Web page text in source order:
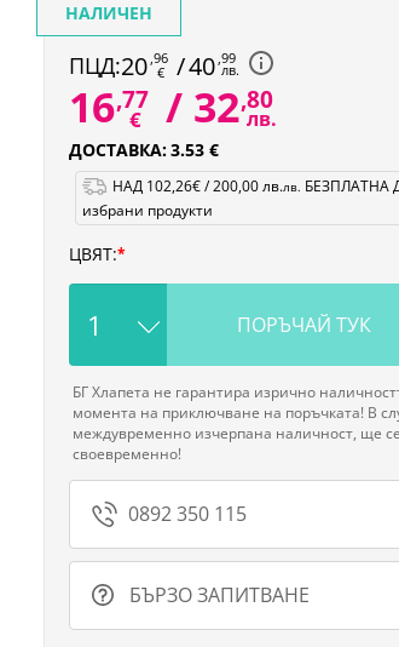
НАЛИЧЕН
ПЦД:20 ,96
€
/40 ,99
лв.
16,77
€ / 32,80
лв.
ДОСТАВКА:3.53 €
НАД 102,26€/200,00лв.лв. БЕЗПЛАТНА
избрани продукти
ЦВЯТ:
ПОРЪЧАЙ ТУК
БГ Хлапета не гарантира изрично
момента на приключване на поръчката! В
междувременно изчерпана наличност, ще
своевременно!
0892 350 115
БЪРЗО ЗАПИТВАНЕ